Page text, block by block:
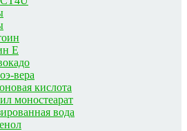
E
вера
кислота
моностеарат
вода